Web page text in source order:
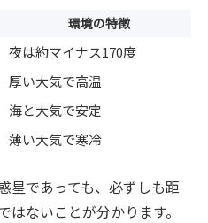
環境の特徴
夜は約マイナス170度
厚い大気で高温
海と大気で安定
薄い大気で寒冷
星であっても、必ずしも距
ないことが分かります。